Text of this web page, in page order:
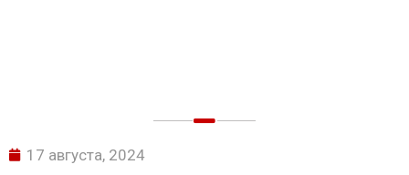
17 августа, 2024